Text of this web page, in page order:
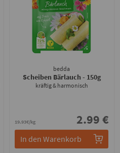
bedda
Scheiben Bärlauch - 150g
kräftig & harmonisch
19.93€/kg 2.99 €
In den Warenkorb